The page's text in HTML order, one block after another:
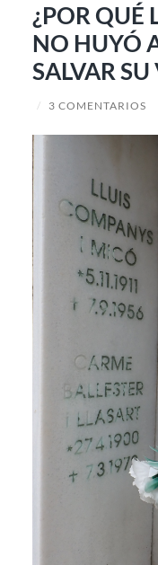
¿POR QUÉ
NO HUYÓ
SALVAR
/ 3 COMENTARIOS